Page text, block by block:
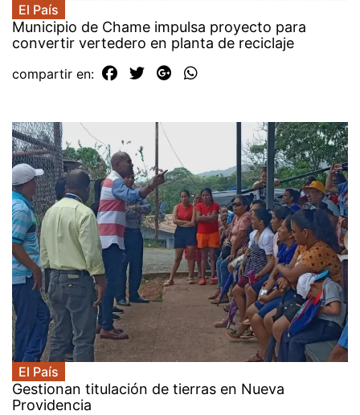
El País
Municipio de Chame impulsa proyecto para
convertir vertedero en planta de reciclaje
compartir en:
El País
Gestionan titulación de tierras en Nueva
Providencia